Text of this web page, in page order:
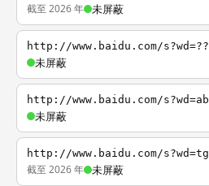
截至 2026 年 未屏蔽
http://www.baidu.com/s?wd=??
未屏蔽
http://www.baidu.com/s?wd=ab
未屏蔽
http://www.baidu.com/s?wd=tg
截至 2026 年 未屏蔽